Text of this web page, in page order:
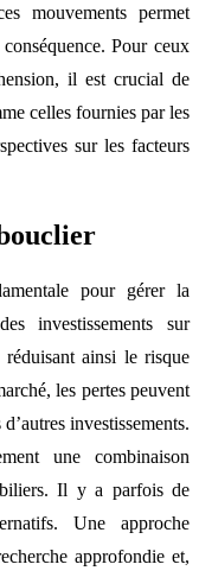
mouvements permet
conséquence. Pour ceux
il est crucial de
celles fournies par les
sur les facteurs
pour gérer la
investissements sur
réduisant ainsi le risque
les pertes peuvent
investissements.
une combinaison
Il y a parfois de
Une approche
approfondie et,